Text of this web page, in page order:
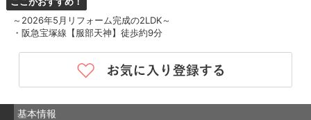
～2026年5月リフォーム完成の2LDK～
・阪急宝塚線【服部天神】徒歩約9分
基本情報